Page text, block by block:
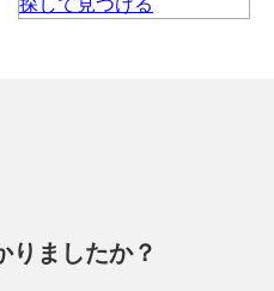
りましたか？